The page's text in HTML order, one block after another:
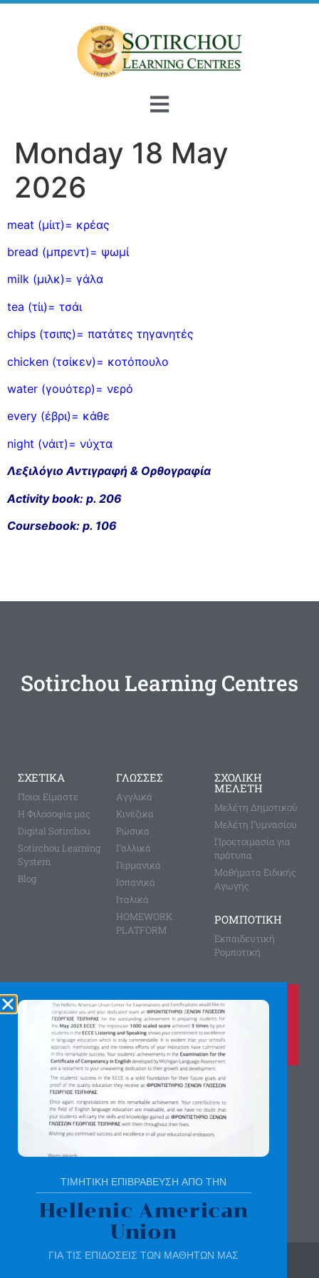
Monday 18 May
2026
meat (μίιτ)= κρέας
bread (μπρεντ)= ψωμί
milk (μιλκ)= γάλα
tea (τίι)= τσάι
chips (τσιπς)= πατάτες τηγανητές
chicken (τσίκεν)= κοτόπουλο
water (γουότερ)= νερό
every (έβρι)= κάθε
night (νάιτ)= νύχτα
Λεξιλόγιο Αντιγραφή & Ορθογραφία
Activity book: p. 206
Coursebook: p. 106
Sotirchou Learning Centres
ΣΧΕΤΙΚΑ
Ποιοι Είμαστε
Η Φιλοσοφία μας
Digital Sotirchou
Sotirchou Learning
System
Blog
ΓΛΩΣΣΕΣ
Aγγλικά
Κινέζικα
Ρώσικα
Γαλλικά
Γερμανικά
Ισπανικά
Ιταλικά
HOMEWORK
PLATFORM
ΣΧΟΛΙΚΗ
ΜΕΛΕΤΗ
Μελέτη Δημοτικού
Μελέτη Γυμνασίου
Προετοιμασία για
πρότυπα
Μαθήματα Ειδικής
Αγωγής
ΡΟΜΠΟΤΙΚΗ
Εκπαιδευτική
Ρομποτική
Καλέστε μας τώρα στο
210 8028149
για περισσότερες πληροφορίες
Αγίας Παρασκευής 8, Άνω Πεύκη
Αργύρη Γεωργίου 2, Λυκόβρυση
Πατήστε εδώ για χάρτη
© All rights reserved | sotirchou.gr
ΤΙΜΗΤΙΚΗ ΕΠΙΒΡΑΒΕΥΣΗ ΑΠΟ ΤΗΝ
Hellenic American
Union
ΓΙΑ ΤΙΣ ΕΠΙΔΟΣΕΙΣ ΤΩΝ ΜΑΘΗΤΩΝ ΜΑΣ